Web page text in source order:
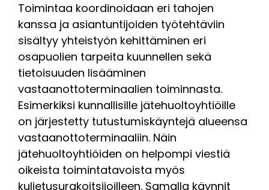
Toimintaa koordinoidaan eri tahojen
kanssa ja asiantuntijoiden työtehtäviin
sisältyy yhteistyön kehittäminen eri
osapuolien tarpeita kuunnellen sekä
tietoisuuden lisääminen
vastaanottoterminaalien toiminnasta.
Esimerkiksi kunnallisille jätehuoltoyhtiöille
on järjestetty tutustumiskäyntejä alueensa
vastaanottoterminaaliin. Näin
jätehuoltoyhtiöiden on helpompi viestiä
oikeista toimintatavoista myös
kuljetusurakoitsijoilleen. Samalla käynnit